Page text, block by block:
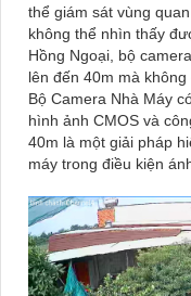
thể giám sát vùng
không thể nhìn thấy
Hồng Ngoại, bộ
lên đến 40m mà không
Bộ Camera Nhà Máy
hình ảnh CMOS và
40m là một giải pháp
máy trong điều kiện